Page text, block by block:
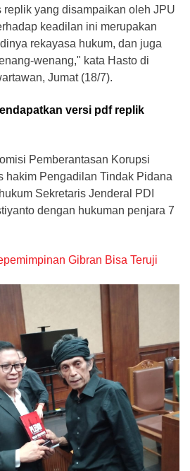
yang disampaikan oleh JPU
keadilan ini merupakan
rekayasa hukum, dan juga
wenang," kata Hasto di
Jumat (18/7).
versi pdf replik
Pemberantasan Korupsi
hakim Pengadilan Tindak Pidana
Sekretaris Jenderal PDI
dengan hukuman penjara 7
Gibran Bisa Teruji